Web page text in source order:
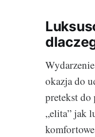
okazja do
pretekst do
„elita” jak